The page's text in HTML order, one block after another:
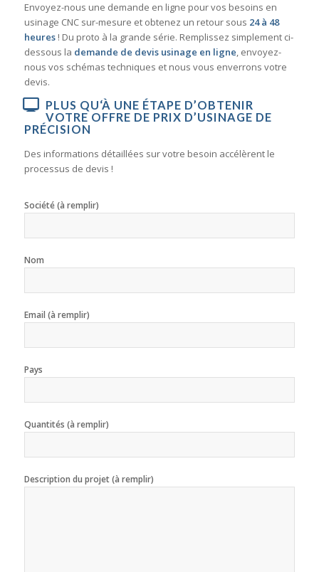
Envoyez-nous une demande en ligne pour vos besoins en
usinage CNC sur-mesure et obtenez un retour sous 24 à 48
heures! Du proto à la grande série. Remplissez simplement ci-
dessous la demande de devis usinage en ligne, envoyez-
nous vos schémas techniques et nous vous enverrons votre
devis.
PLUS QU‘À UNE ÉTAPE D’OBTENIR
VOTRE OFFRE DE PRIX D’USINAGE DE
PRÉCISION
Des informations détaillées sur votre besoin accélèrent le
processus de devis !
Société (à remplir)
Nom
Email (à remplir)
Pays
Quantités (à remplir)
Description du projet (à remplir)